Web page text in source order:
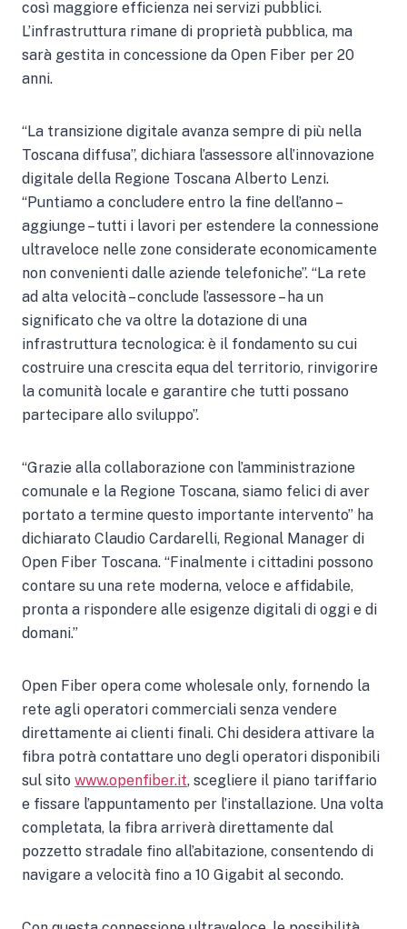
così maggiore efficienza nei servizi pubblici.
L’infrastruttura rimane di proprietà pubblica, ma
sarà gestita in concessione da Open Fiber per 20
anni.
“La transizione digitale avanza sempre di più nella
Toscana diffusa”, dichiara l’assessore all’innovazione
digitale della Regione Toscana Alberto Lenzi.
“Puntiamo a concludere entro la fine dell’anno –
aggiunge – tutti i lavori per estendere la connessione
ultraveloce nelle zone considerate economicamente
non convenienti dalle aziende telefoniche”. “La rete
ad alta velocità – conclude l’assessore – ha un
significato che va oltre la dotazione di una
infrastruttura tecnologica: è il fondamento su cui
costruire una crescita equa del territorio, rinvigorire
la comunità locale e garantire che tutti possano
partecipare allo sviluppo”.
“Grazie alla collaborazione con l’amministrazione
comunale e la Regione Toscana, siamo felici di aver
portato a termine questo importante intervento” ha
dichiarato Claudio Cardarelli, Regional Manager di
Open Fiber Toscana. “Finalmente i cittadini possono
contare su una rete moderna, veloce e affidabile,
pronta a rispondere alle esigenze digitali di oggi e di
domani.”
Open Fiber opera come wholesale only, fornendo la
rete agli operatori commerciali senza vendere
direttamente ai clienti finali. Chi desidera attivare la
fibra potrà contattare uno degli operatori disponibili
sul sito www.openfiber.it, scegliere il piano tariffario
e fissare l’appuntamento per l’installazione. Una volta
completata, la fibra arriverà direttamente dal
pozzetto stradale fino all’abitazione, consentendo di
navigare a velocità fino a 10 Gigabit al secondo.